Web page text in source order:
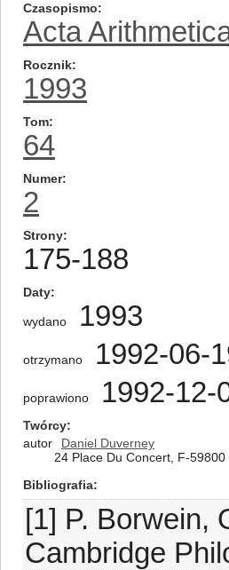
Czasopismo
Acta
Rocznik
1993
Tom
64
Numer
2
Strony
175-188
Daty
wydano 1993
otrzymano 1992-06-
poprawiono 1992-12-
Twórcy
autor
Daniel Duverney
24 Place Du Concert, F-
Bibliografia
[1] P. Borwein,
Cambridge